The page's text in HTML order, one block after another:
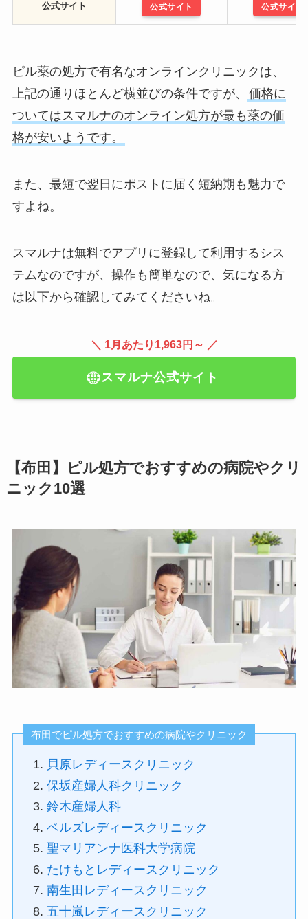
公式サイト 公式サイト 公式サイト
ピル薬の処方で有名なオンラインクリニックは、
上記の通りほとんど横並びの条件ですが、
価格に
ついてはスマルナのオンライン処方が最も薬の価
格が安いようです。
また、最短で翌日にポストに届く短納期も魅力で
すよね。
スマルナは無料でアプリに登録して利用するシス
テムなのですが、操作も簡単なので、気になる方
は以下から確認してみてくださいね。
＼ 1月あたり1,963円～ ／
スマルナ公式サイト
【布田】ピル処方でおすすめの病院やクリ
ニック10選
布田でピル処方でおすすめの病院やクリニック
貝原レディースクリニック
保坂産婦人科クリニック
鈴木産婦人科
ベルズレディースクリニック
聖マリアンナ医科大学病院
たけもとレディースクリニック
南生田レディースクリニック
五十嵐レディースクリニック